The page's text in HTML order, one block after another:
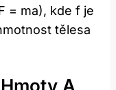
= ma), kde f je
tělesa
A